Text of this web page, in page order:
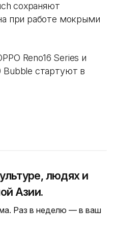
сохраняют
при работе мокрыми
Reno16 Series и
Bubble стартуют в
людях и
Азии.
Раз в неделю — в ваш